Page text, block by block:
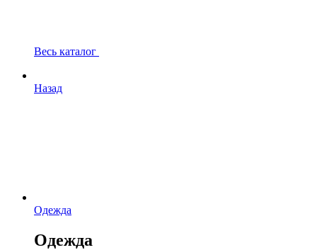
Весь каталог
Назад
Одежда
Одежда